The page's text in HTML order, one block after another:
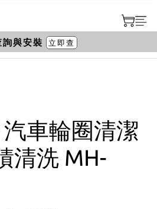
汽車輪圈清潔
清洗 MH-
詢與安裝 立即查